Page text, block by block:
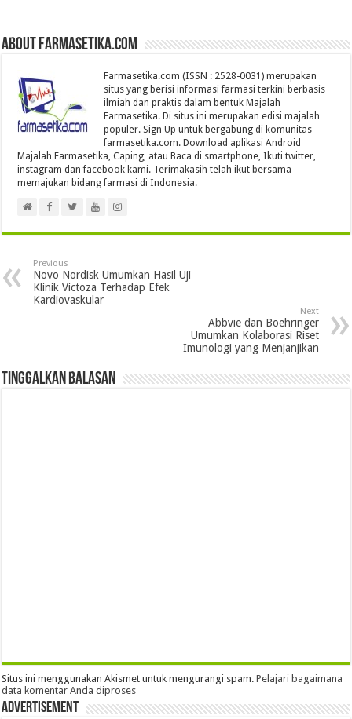
About farmasetika.com
Farmasetika.com (ISSN : 2528-0031) merupakan
situs yang berisi informasi farmasi terkini berbasis
ilmiah dan praktis dalam bentuk Majalah
Farmasetika. Di situs ini merupakan edisi majalah
populer. Sign Up untuk bergabung di komunitas
farmasetika.com. Download aplikasi Android
Majalah Farmasetika, Caping, atau Baca di smartphone, Ikuti twitter,
instagram dan facebook kami. Terimakasih telah ikut bersama
memajukan bidang farmasi di Indonesia.
Previous
Novo Nordisk Umumkan Hasil Uji
Klinik Victoza Terhadap Efek
Kardiovaskular
Next
Abbvie dan Boehringer
Umumkan Kolaborasi Riset
Imunologi yang Menjanjikan
Tinggalkan Balasan
Situs ini menggunakan Akismet untuk mengurangi spam.Pelajari bagaimana
data komentar Anda diproses
Advertisement